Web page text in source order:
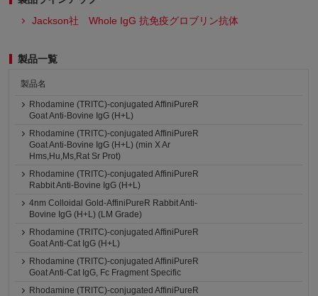
Jackson社 Whole IgG 抗免疫グロブリン抗体
製品一覧
製品名
Rhodamine (TRITC)-conjugated AffiniPureR
Goat Anti-Bovine IgG (H+L)
Rhodamine (TRITC)-conjugated AffiniPureR
Goat Anti-Bovine IgG (H+L) (min X Ar
Hms,Hu,Ms,Rat Sr Prot)
Rhodamine (TRITC)-conjugated AffiniPureR
Rabbit Anti-Bovine IgG (H+L)
4nm Colloidal Gold-AffiniPureR Rabbit Anti-
Bovine IgG (H+L) (LM Grade)
Rhodamine (TRITC)-conjugated AffiniPureR
Goat Anti-Cat IgG (H+L)
Rhodamine (TRITC)-conjugated AffiniPureR
Goat Anti-Cat IgG, Fc Fragment Specific
Rhodamine (TRITC)-conjugated AffiniPureR